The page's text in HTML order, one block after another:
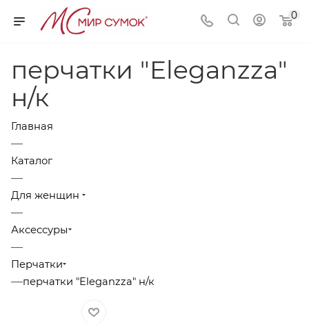
0
перчатки "Eleganzza"
н/к
Главная
—
Каталог
—
Для женщин
—
Аксессуры
—
Перчатки
—перчатки "Eleganzza" н/к